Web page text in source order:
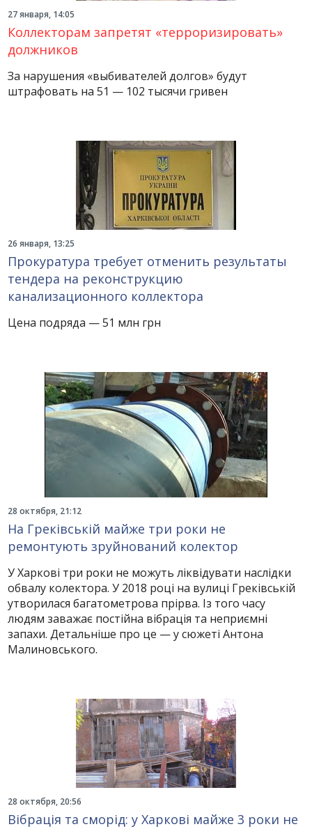
27 января, 14:05
Коллекторам запретят «терроризировать»
должников
За нарушения «выбивателей долгов» будут
штрафовать на 51 — 102 тысячи гривен
26 января, 13:25
Прокуратура требует отменить результаты
тендера на реконструкцию
канализационного коллектора
Цена подряда — 51 млн грн
28 октября, 21:12
На Греківській майже три роки не
ремонтують зруйнований колектор
У Харкові три роки не можуть ліквідувати наслідки
обвалу колектора. У 2018 році на вулиці Греківській
утворилася багатометрова прірва. Із того часу
людям заважає постійна вібрація та неприємні
запахи. Детальніше про це — у сюжеті Антона
Малиновського.
28 октября, 20:56
Вібрація та сморід: у Харкові майже 3 роки не